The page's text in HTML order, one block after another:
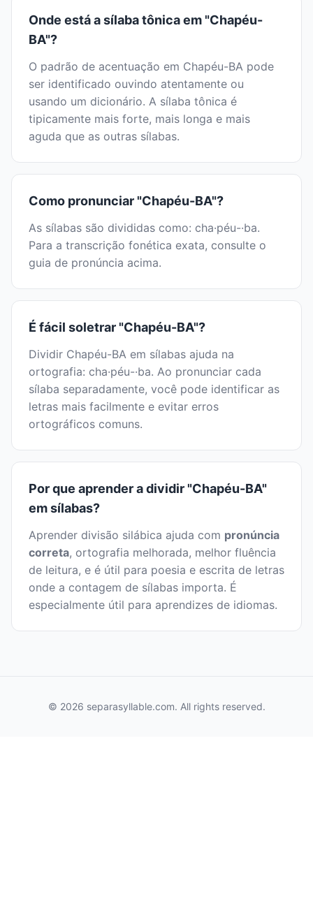
Onde está a sílaba tônica em "Chapéu-
BA"?
O padrão de acentuação em Chapéu-BA pode
ser identificado ouvindo atentamente ou
usando um dicionário. A sílaba tônica é
tipicamente mais forte, mais longa e mais
aguda que as outras sílabas.
Como pronunciar "Chapéu-BA"?
As sílabas são divididas como: cha·péu-·ba.
Para a transcrição fonética exata, consulte o
guia de pronúncia acima.
É fácil soletrar "Chapéu-BA"?
Dividir Chapéu-BA em sílabas ajuda na
ortografia: cha·péu-·ba. Ao pronunciar cada
sílaba separadamente, você pode identificar as
letras mais facilmente e evitar erros
ortográficos comuns.
Por que aprender a dividir "Chapéu-BA"
em sílabas?
Aprender divisão silábica ajuda com pronúncia
correta, ortografia melhorada, melhor fluência
de leitura, e é útil para poesia e escrita de letras
onde a contagem de sílabas importa. É
especialmente útil para aprendizes de idiomas.
© 2026 separasyllable.com. All rights reserved.